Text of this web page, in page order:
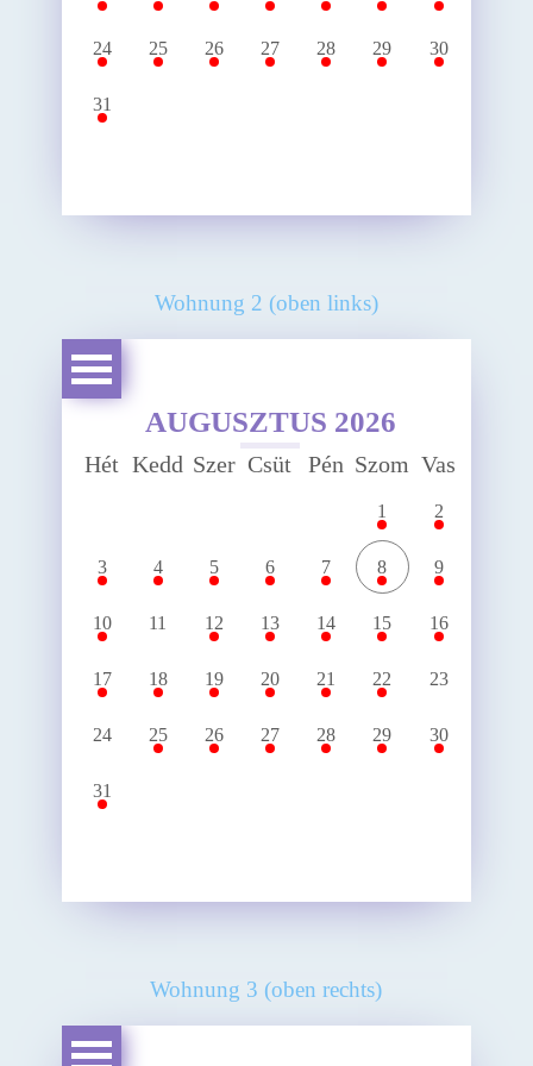
24 25 26 27 28 29 30
31
Wohnung 2 (oben links)
AUGUSZTUS 2026
Hét Kedd Szer Csüt Pén Szom Vas
1 2
3 4 5 6 7 8 9
10 11 12 13 14 15 16
17 18 19 20 21 22 23
24 25 26 27 28 29 30
31
Wohnung 3 (oben rechts)